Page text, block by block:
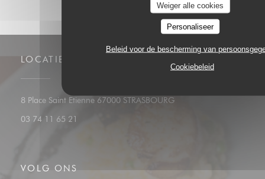
Weiger alle cookies
Personaliseer
Beleid voor de bescherming van
Cookiebeleid
LOCATIE
8 Place Saint Etienne 67000 STRASBOURG((opent in een nieuw
03 74 11 65 21
VOLG ONS